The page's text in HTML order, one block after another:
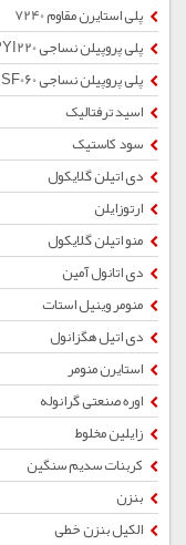
پلی استایرن مقاوم 7240
پلی پروپیلن نساجی PYI220
پلی پروپیلن نساجی SF060
اسید ترفتالیک
سود کاستیک
دی اتیلن گلایکول
ارتوزایلن
منو اتیلن گلایکول
دی اتانول آمین
منومر وینیل استات
دی اتیل هگزانول
استایرن منومر
اوره صنعتی گرانوله
زایلین مخلوط
کربنات سدیم سنگین
بنزن
الکیل بنزن خطی